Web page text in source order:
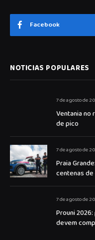
Facebook
NOTICIAS POPULARES
7 de agosto de
Ventania no
de pico
7 de agosto de
Praia
centenas
7 de agosto de
Prouni
devem